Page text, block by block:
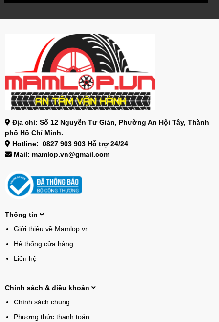
Địa chỉ: Số 12 Nguyễn Tư Giản, Phường An Hội Tây, Thành
phố Hồ Chí Minh.
Hotline: 0827 903 903 Hỗ trợ 24/24
Mail: mamlop.vn@gmail.com
Thông tin
Giới thiệu về Mamlop.vn
Hệ thống cửa hàng
Liên hệ
Chính sách & điều khoản
Chính sách chung
Phương thức thanh toán